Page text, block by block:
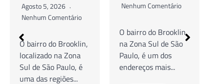
Nenhum Comentário
O bairro do Brooklin,
na Zona Sul de São
Paulo, é um dos
endereços mais...
Agosto 5, 2026
Guia Completo de
Cafés Especiais,
Brunch e Coworking